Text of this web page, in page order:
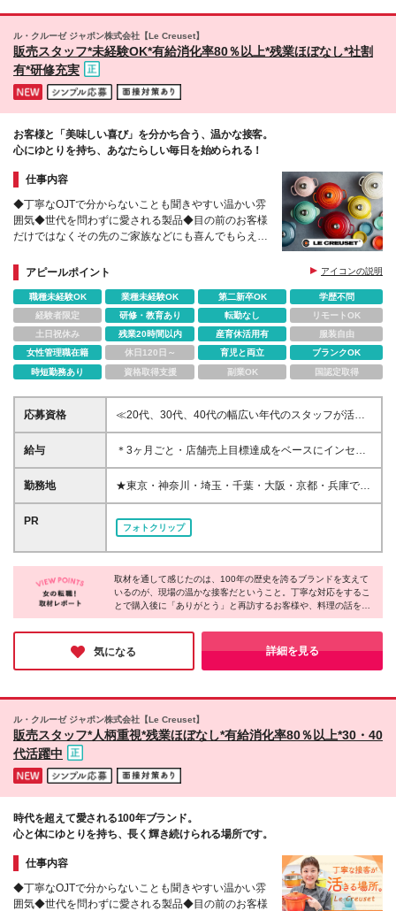
ル・クルーゼ ジャポン株式会社【Le Creuset】
販売スタッフ*未経験OK*有給消化率80％以上*残業ほぼなし*社割
有*研修充実
お客様と「美味しい喜び」を分かち合う、温かな接客。
心にゆとりを持ち、あなたらしい毎日を始められる！
仕事内容
◆丁寧なOJTで分からないことも聞きやすい温かい雰
囲気◆世代を問わずに愛される製品◆目の前のお客様
だけではなくその先のご家族などにも喜んでもらえる
アピールポイント
アイコンの説明
職種未経験OK 業種未経験OK 第二新卒OK
学歴不問
経験者限定
研修・教育あり 転勤なし
リモートOK
土日祝休み
残業20時間以内 産育休活用有
服装自由
女性管理職在籍
休日120日～ 育児と両立
ブランクOK
時短勤務あり
資格取得支援 副業OK 国認定取得
応募資格
≪20代、30代、40代の幅広い年代のスタッフが活躍
中≫ ◇学歴不問 ◇未経験OK ≪こんな方はぜひご応募
ください≫ ◇「食」に興味がある方 ◇年齢を重ねて
で働きたい方 ◇流行に左右されない製品を自信をも
って提案したい方
給与
＊3ヶ月ごと・店舗売上目標達成をベースにインセン
ティブ支給あり ＊中には1回あたりの支給で34万円以
上のインセンティブをもらったスタッフも！ 月給23
齢、経験、能力を考慮の上、優遇いたします。待遇条
浅い方も歓迎いたします！ ※残業代は実労働時間に応
じて全額別途支給いたします。
勤務地
★東京・神奈川・埼玉・千葉・大阪・京都・兵庫で採
用強化中！★ ＊勤務地は希望を考慮して決定いたし
ます 【東京】 ◇二子玉川ライズ店 ◇北千住マルイ店
◇南町田グランベリーパークアウトレット店 ◇池袋
東武店 ◇新宿伊勢丹店 ◇松屋銀座店 ◇日本橋三越店
【神奈川】 ◇テラスモール湘南店 ◇ラゾーナ川崎店
◇そごう横浜店 ◇三井アウトレットパーク 横浜ベイ
サイド店 【埼玉】 ◇そごう大宮店 ◇レイクタウン ア
ウトレット店 ◇三井アウトレットパーク入間店 【千
レットパーク 木更津店 ◇酒々井プレミアム・アウト
レット店 【栃木】 ◇佐野プレミアム・アウトレット
店 ◇心斎橋大丸店 【京都】 ◇京都大丸店 ◇京都伊勢
丹店 ◇京都高島屋S.C.店 【兵庫】 ◇神戸三田プレミ
リンピア神戸店 【岐阜】 ◇土岐プレミアム・アウト
レット店 【三重】 ◇三井アウトレットパークジャズ
地
PR
フォトクリップ
取材を通して感じたのは、100年の歴史を誇るブランドを支えて
いるのが、現場の温かな接客だということ。丁寧な対応をするこ
とで購入後に「ありがとう」と再訪するお客様や、料理の話を共
有しに来る方がいるなど、関係が続いていく接客が根付いていま
す。働いていくうちにブランドのファンになるスタッフも多く、
だからこそ心の通う提案ができるのだと実感しました！
気になる 詳細を見る
ル・クルーゼ ジャポン株式会社【Le Creuset】
販売スタッフ*人柄重視*残業ほぼなし*有給消化率80％以上*30・40
代活躍中
時代を超えて愛される100年ブランド。
心と体にゆとりを持ち、長く輝き続けられる場所です。
仕事内容
◆丁寧なOJTで分からないことも聞きやすい温かい雰
囲気◆世代を問わずに愛される製品◆目の前のお客様